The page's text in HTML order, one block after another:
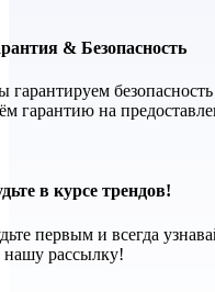
& Безопасность
гарантируем
гарантию на
в курсе трендов!
первым и всегда
нашу рассылку!